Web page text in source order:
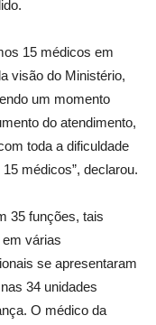
15 médicos em
visão do Ministério,
um momento
do atendimento,
toda a dificuldade
médicos”, declarou.
35 funções, tais
várias
se apresentaram
34 unidades
O médico da